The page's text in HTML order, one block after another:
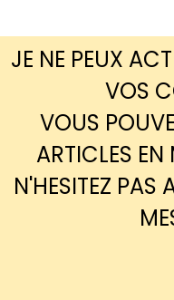
JE NE PEUX
VOS
VOUS
ARTICLES
N'HESITEZ PAS